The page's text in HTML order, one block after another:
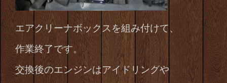
エアクリーナボックスを組み付けて、
作業終了です。
交換後のエンジンはアイドリングや